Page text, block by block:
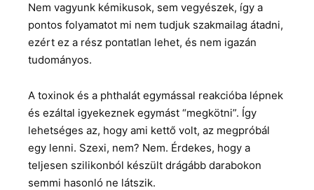
Nem vagyunk kémikusok, sem vegyészek, így a
pontos folyamatot mi nem tudjuk szakmailag átadni,
ezért ez a rész pontatlan lehet, és nem igazán
tudományos.
A toxinok és a phthalát egymással reakcióba lépnek
és ezáltal igyekeznek egymást “megkötni”. Így
lehetséges az, hogy ami kettő volt, az megpróbál
egy lenni. Szexi, nem? Nem. Érdekes, hogy a
teljesen szilikonból készült drágább darabokon
semmi hasonló ne látszik.